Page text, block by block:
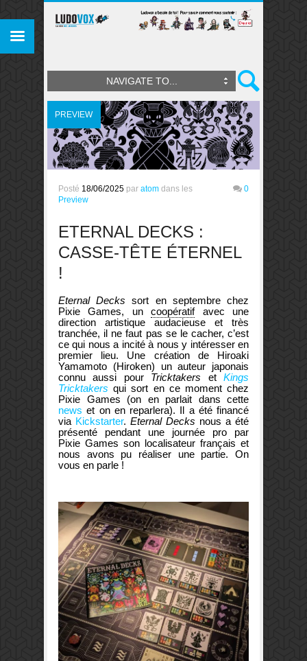
NAVIGATE TO...
PREVIEW
Posté 18/06/2025 par atom dans les
Preview
0
ETERNAL DECKS :
CASSE-TÊTE ÉTERNEL
!
Eternal Decks sort en septembre chez
Pixie Games, uncoopératifavec une
direction artistique audacieuse et très
tranchée, il ne faut pas se le cacher, c’est
ce qui nous a incité à nous y intéresser en
premier lieu. Une création de Hiroaki
Yamamoto (Hiroken) un auteur japonais
connu aussi pour Tricktakers etKings
Tricktakers qui sort en ce moment chez
Pixie Games (on en parlait dans cette
news et on en reparlera). Il a été financé
via Kickstarter. Eternal Decks nous a été
présenté pendant une journée pro par
Pixie Games son localisateur français et
nous avons pu réaliser une partie. On
vous en parle !